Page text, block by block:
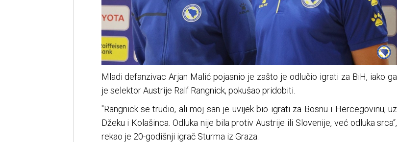
Mladi defanzivac Arjan Malić pojasnio je zašto je odlučio igrati za BiH, iako ga
je selektor Austrije Ralf Rangnick, pokušao pridobiti.
"Rangnick se trudio, ali moj san je uvijek bio igrati za Bosnu i Hercegovinu, uz
Džeku i Kolašinca. Odluka nije bila protiv Austrije ili Slovenije, već odluka srca“,
rekao je 20-godišnji igrač Sturma iz Graza.